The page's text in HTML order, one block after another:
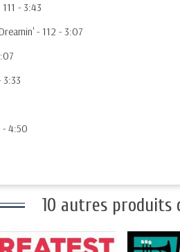
- 3:43
- 112 - 3:07
- 4:50
10 autres produits